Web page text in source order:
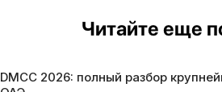
Читайте еще
DMCC 2026: полный разбор